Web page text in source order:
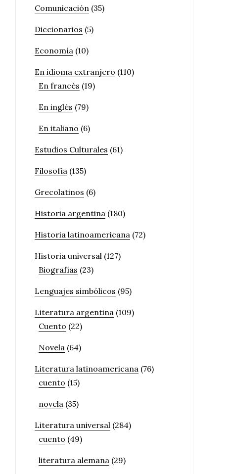
Comunicación (35)
Diccionarios (5)
Economía (10)
En idioma extranjero (110)
En francés (19)
En inglés (79)
En italiano (6)
Estudios Culturales (61)
Filosofía (135)
Grecolatinos (6)
Historia argentina (180)
Historia latinoamericana (72)
Historia universal (127)
Biografías (23)
Lenguajes simbólicos (95)
Literatura argentina (109)
Cuento (22)
Novela (64)
Literatura latinoamericana (76)
cuento (15)
novela (35)
Literatura universal (284)
cuento (49)
literatura alemana (29)